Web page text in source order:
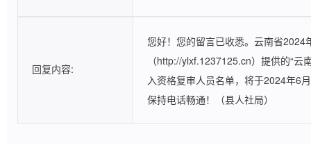
回复内容:
您好！您的留言已收悉。云南省
（http://ylxf.1237125.cn）提供的“
入资格复审人员名单，将于2024年6
保持电话畅通！（县人社局）